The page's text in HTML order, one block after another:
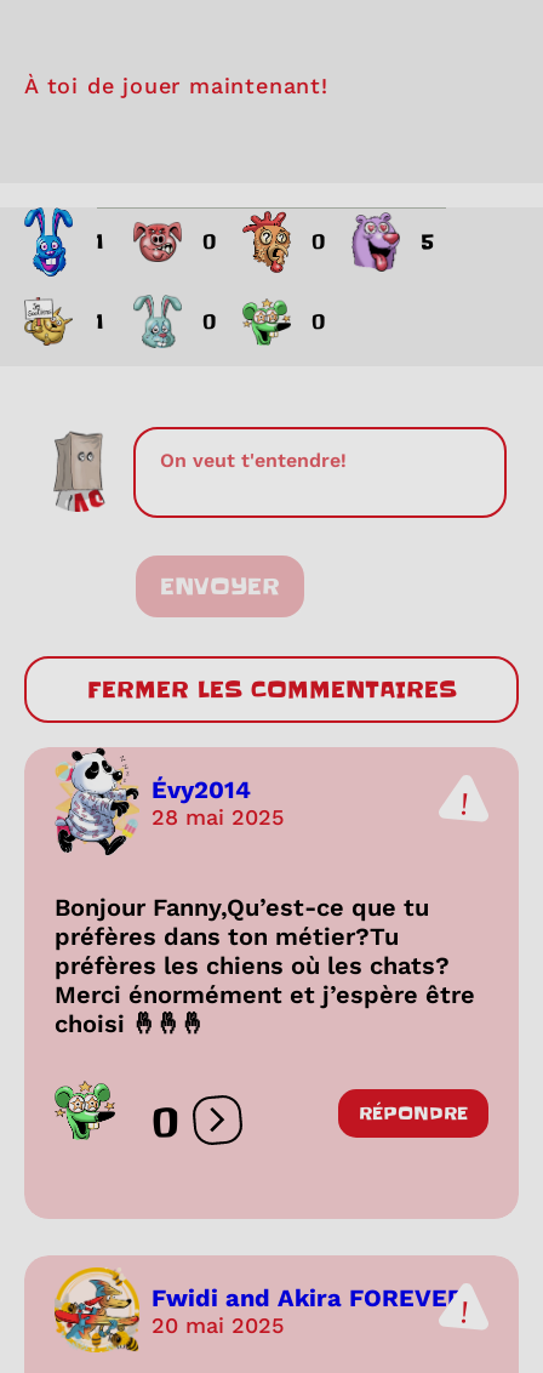
À toi de jouer maintenant!
1 0 0 5
1 0 0
ENVOYER
FERMER LES COMMENTAIRES
Évy2014
28 mai 2025
Bonjour Fanny,Qu’est-ce que tu
préfères dans ton métier?Tu
préfères les chiens où les chats?
Merci énormément et j’espère être
choisi 🤞🤞🤞
0 Ouvrir les réactions
RÉPONDRE
Fwidi and Akira FOREVER
20 mai 2025